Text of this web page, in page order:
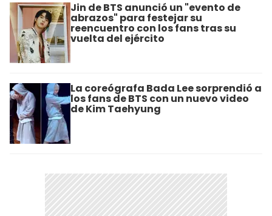
Jin de BTS anunció un "evento de
abrazos" para festejar su
reencuentro con los fans tras su
vuelta del ejército
La coreógrafa Bada Lee sorprendió a
los fans de BTS con un nuevo video
de Kim Taehyung